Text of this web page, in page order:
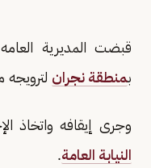
قبضت المديرية
بمنطقة نجران لترويجه
وجرى إيقافه واتخاذ
النيابة العامة.